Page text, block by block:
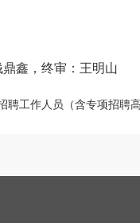
鑫，终审：王明山
聘工作人员（含专项招